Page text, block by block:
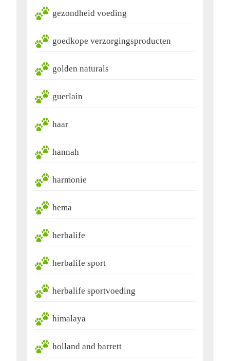
gezondheid voeding
goedkope verzorgingsproducten
golden naturals
guerlain
haar
hannah
harmonie
hema
herbalife
herbalife sport
herbalife sportvoeding
himalaya
holland and barrett